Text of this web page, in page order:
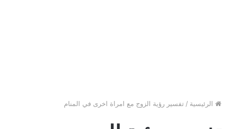
الرئيسية / تفسير رؤية الزوج مع امراة اخرى في المنام